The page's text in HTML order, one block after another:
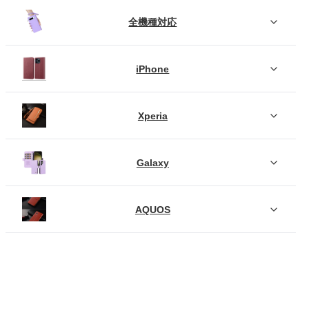
全機種対応
iPhone
Xperia
Galaxy
AQUOS